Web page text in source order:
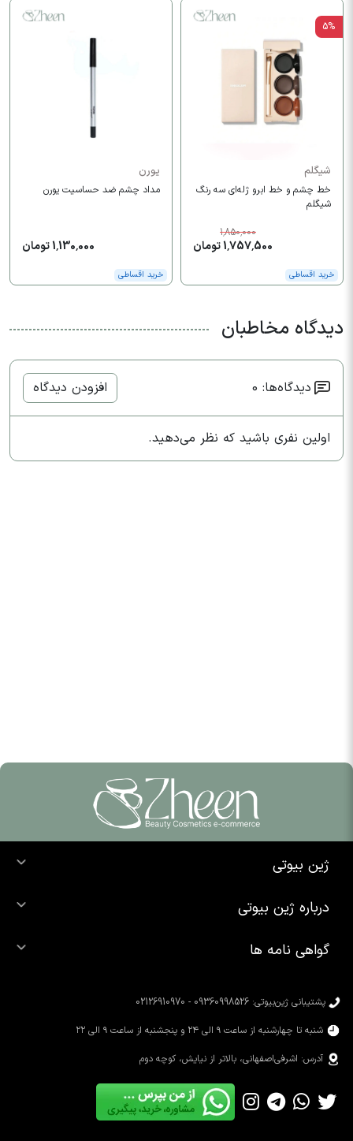
5%
شیگلم
خط چشم و خط ابرو ژله‌ای سه رنگ
شیگلم
1,850,000
1,757,500 تومان
خرید اقساطی
یورن
مداد چشم ضد حساسیت یورن
1,130,000 تومان
خرید اقساطی
دیدگاه مخاطبان
دیدگاه‌ها: 0 افزودن دیدگاه
اولین نفری باشید که نظر می‌دهید.
ژین بیوتی
خرید شوینده صورت
خرید رژ لب
درباره ژین بیوتی
تماس با ما
محصولات سیمپل
گواهی نامه ها
پشتیبانی ژین‌بیوتی: 09360998526 - 02126910970
شنبه تا چهارشنبه از ساعت ۹ الی ۲۴ و پنجشنبه از ساعت ۹ الی ۲۲
آدرس: اشرفی‌اصفهانی، بالاتر از نیایش، کوچه دوم